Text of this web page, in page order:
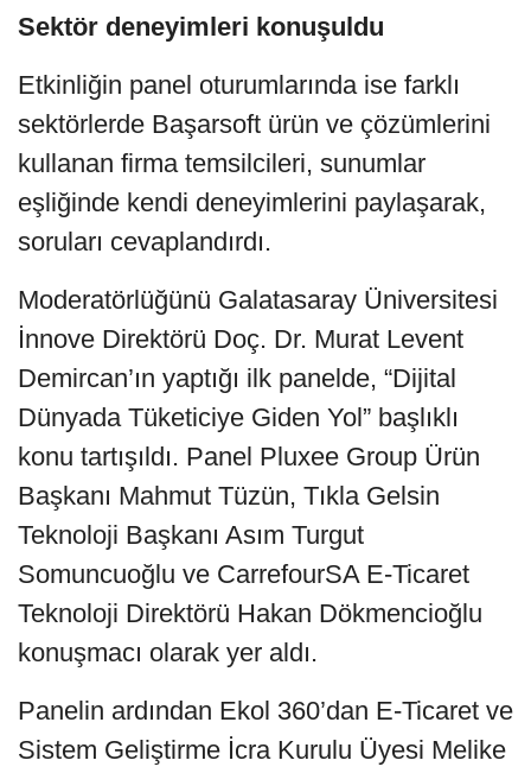
Sektör deneyimleri konuşuldu
Etkinliğin panel oturumlarında ise farklı
sektörlerde Başarsoft ürün ve çözümlerini
kullanan firma temsilcileri, sunumlar
eşliğinde kendi deneyimlerini paylaşarak,
soruları cevaplandırdı.
Moderatörlüğünü Galatasaray Üniversitesi
İnnove Direktörü Doç. Dr. Murat Levent
Demircan’ın yaptığı ilk panelde, “Dijital
Dünyada Tüketiciye Giden Yol” başlıklı
konu tartışıldı. Panel Pluxee Group Ürün
Başkanı Mahmut Tüzün, Tıkla Gelsin
Teknoloji Başkanı Asım Turgut
Somuncuoğlu ve CarrefourSA E-Ticaret
Teknoloji Direktörü Hakan Dökmencioğlu
konuşmacı olarak yer aldı.
Panelin ardından Ekol 360’dan E-Ticaret ve
Sistem Geliştirme İcra Kurulu Üyesi Melike